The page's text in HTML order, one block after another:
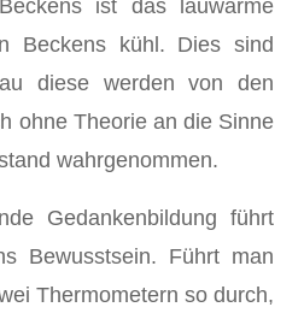
ist das lauwarme
Beckens kühl. Dies sind
diese werden von den
ohne Theorie an die Sinne
wahrgenommen.
Gedankenbildung führt
Bewusstsein. Führt man
Thermometern so durch,